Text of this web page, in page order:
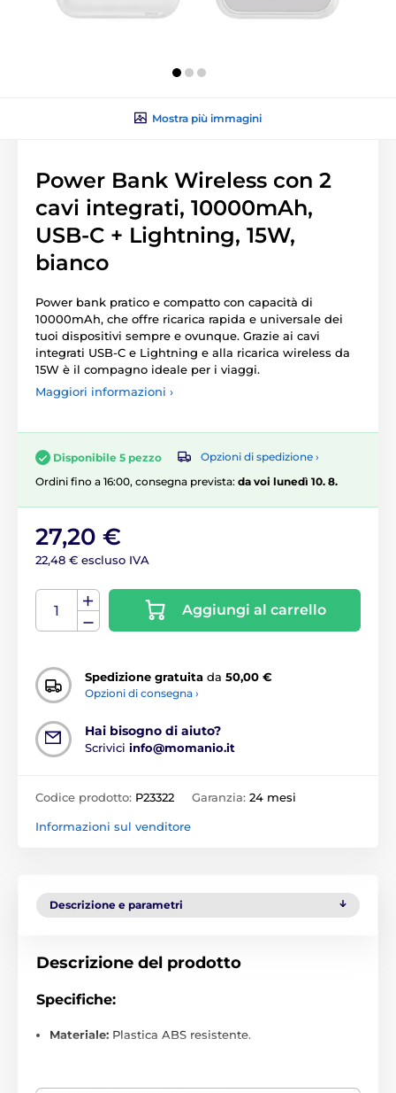
Mostra più immagini
Power Bank Wireless con 2
cavi integrati, 10000mAh,
USB-C + Lightning, 15W,
bianco
Power bank pratico e compatto con capacità di
10000mAh, che offre ricarica rapida e universale dei
tuoi dispositivi sempre e ovunque. Grazie ai cavi
integrati USB-C e Lightning e alla ricarica wireless da
15W è il compagno ideale per i viaggi.
Maggiori informazioni ›
Disponibile 5 pezzo
Opzioni di spedizione ›
Ordini fino a 16:00, consegna prevista: da voi lunedì 10. 8.
27,20 €
22,48 € escluso IVA
Aggiungi al carrello
Spedizione gratuita da 50,00 €
Opzioni di consegna ›
Hai bisogno di aiuto?
Scrivici info@momanio.it
Codice prodotto: P23322 Garanzia: 24 mesi
Informazioni sul venditore
Descrizione e parametri
Descrizione del prodotto
Specifiche:
Materiale: Plastica ABS resistente.